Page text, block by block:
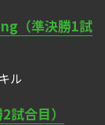
（準決勝1試
ル
合目）